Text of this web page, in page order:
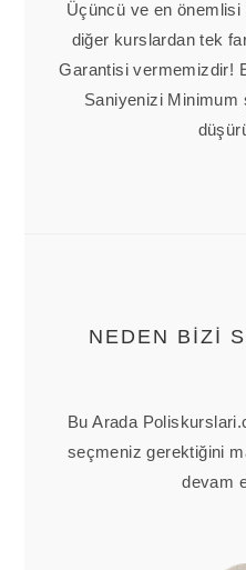
Üçüncü ve en
diğer kurslardan tek
Garantisi vermemizdir!
Saniyenizi Minimum
NEDEN BİZİ
Bu Arada
seçmeniz gerektiğini
devam